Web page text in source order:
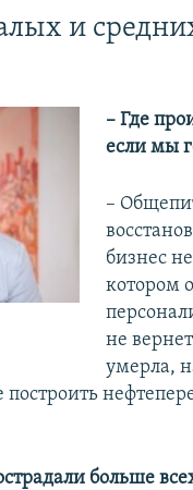
и
– Где
если мы
–
бизнес
котором
не
умерла,
больше